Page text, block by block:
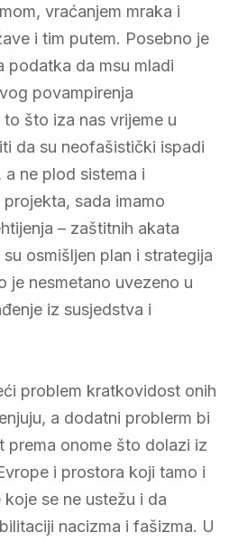
vraćanjem mraka i
i tim putem. Posebno je
podatka da msu mladi
povampirenja
što iza nas vrijeme u
da su neofašistički ispadi
a ne plod sistema i
sada imamo
– zaštitnih akata
osmišljen plan i strategija
je nesmetano uvezeno u
iz susjedstva i
kratkovidost onih
a dodatni problerm bi
prema onome što dolazi iz
i prostora koji tamo i
se ne ustežu i da
nacizma i fašizma. U